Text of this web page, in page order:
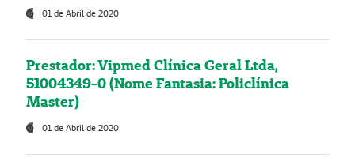
01 de Abril de 2020
Prestador: Vipmed Clínica Geral Ltda,
51004349-0 (Nome Fantasia: Policlínica
Master)
01 de Abril de 2020